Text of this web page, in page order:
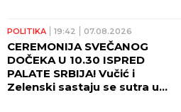
POLITIKA 19:42 07.08.2026
CEREMONIJA SVEČANOG
DOČEKA U 10.30 ISPRED
PALATE SRBIJA! Vučić i
Zelenski sastaju se sutra u